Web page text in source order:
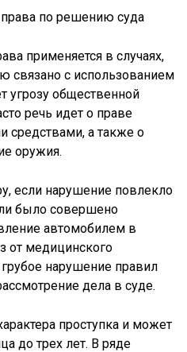
применяется в случаях,
связано с использованием
угрозу общественной
речь идет о праве
средствами, а также о
оружия.
если нарушение повлекло
было совершено
автомобилем в
от медицинского
нарушение правил
дела в суде.
проступка и может
до трех лет. В ряде